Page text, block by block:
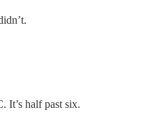
It’s half past six.